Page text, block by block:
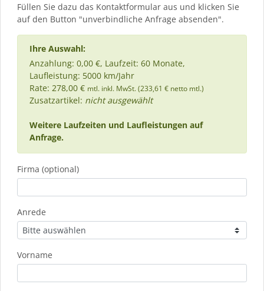
Füllen Sie dazu das Kontaktformular aus und klicken Sie
auf den Button "unverbindliche Anfrage absenden".
Ihre Auswahl:
Anzahlung: 0,00 €, Laufzeit: 60 Monate,
Laufleistung: 5000 km/Jahr
Rate: 278,00 € mtl. inkl. MwSt. (233,61 € netto mtl.)
Zusatzartikel: nicht ausgewählt
Weitere Laufzeiten und Laufleistungen auf
Anfrage.
Firma (optional)
Anrede
Vorname